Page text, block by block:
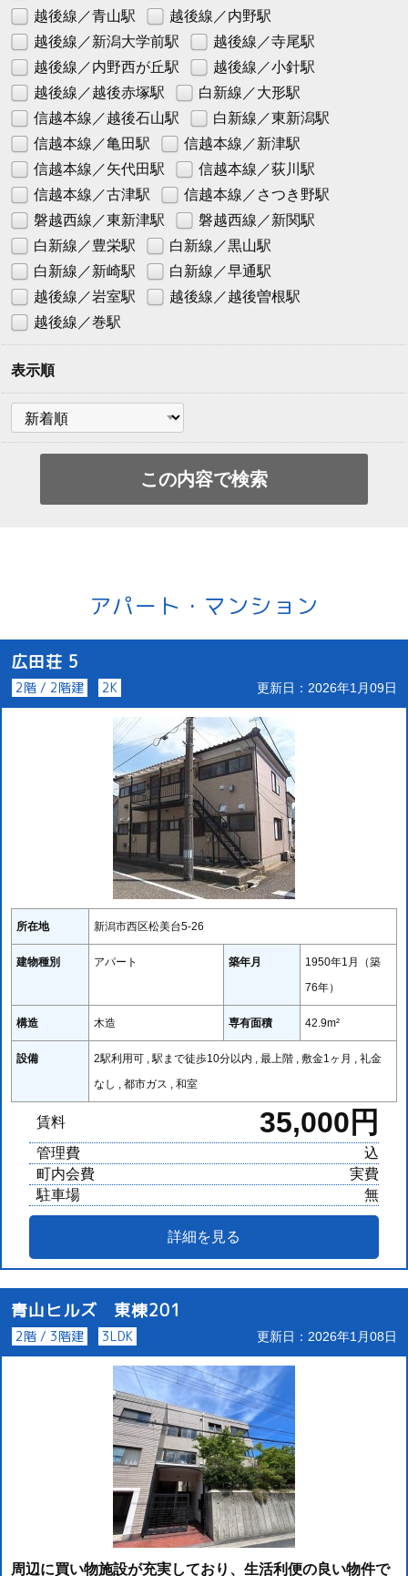
越後線／青山駅
越後線／内野駅
越後線／新潟大学前駅
越後線／寺尾駅
越後線／内野西が丘駅
越後線／小針駅
越後線／越後赤塚駅
白新線／大形駅
信越本線／越後石山駅
白新線／東新潟駅
信越本線／亀田駅
信越本線／新津駅
信越本線／矢代田駅
信越本線／荻川駅
信越本線／古津駅
信越本線／さつき野駅
磐越西線／東新津駅
磐越西線／新関駅
白新線／豊栄駅
白新線／黒山駅
白新線／新崎駅
白新線／早通駅
越後線／岩室駅
越後線／越後曽根駅
越後線／巻駅
表示順
アパート・マンション
広田荘 5
2階 / 2階建 2K 更新日：2026年1月09日
所在地 新潟市西区松美台5-26
建物種別 アパート 築年月
1950年1月（築
76年）
構造 木造 専有面積 42.9m²
設備
2駅利用可 , 駅まで徒歩10分以内 , 最上階 , 敷金1ヶ月 , 礼金
なし , 都市ガス , 和室
賃料 35,000円
管理費
込
町内会費
実費
駐車場
無
詳細を見る
青山ヒルズ 東棟201
2階 / 3階建 3LDK 更新日：2026年1月08日
周辺に買い物施設が充実しており、生活利便の良い物件で